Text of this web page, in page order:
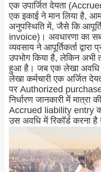
एक उपार्जित देयता
एक इकाई ने मान लिया है,
अनुपस्थिति में, जैसे कि
invoice)। अवधारणा का
व्यवसाय ने आपूर्तिकर्ता
उपभोग किया है, लेकिन अभी
हुआ है। जब एक लेखा अवधि
लेखा कर्मचारी एक अर्जित
पर Authorized
निर्धारण जानकारी में मात्रा
Accrued liability entry का
उस अवधि में रिकॉर्ड करना